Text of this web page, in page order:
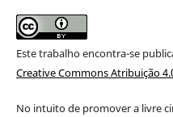
Este trabalho encontra-se
Creative Commons Atribuição
No intuito de promover a livre